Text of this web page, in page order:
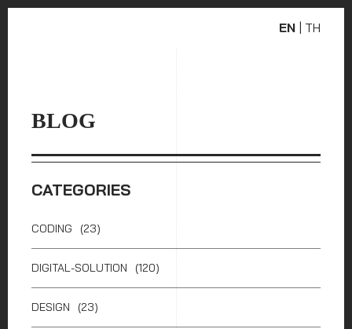
EN TH
BLOG
CATEGORIES
CODING (23)
DIGITAL-SOLUTION (120)
DESIGN (23)